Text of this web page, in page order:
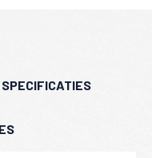
SPECIFICATIES